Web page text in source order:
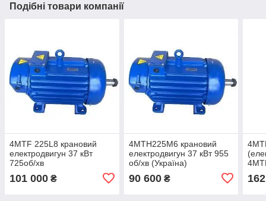
Подібні товари компанії
4MTF 225L8 крановий
електродвигун 37 кВт
725об/хв
101 000 ₴
4МТН225М6 крановий
електродвигун 37 кВт 955
об/хв (Україна)
90 600₴